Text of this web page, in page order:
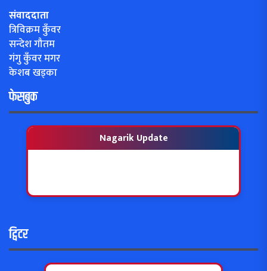
संवाददाता
त्रिविक्रम कुँवर
सन्देश गौतम
गंगु कुँवर मगर
केशब खड्का
फेसबुक
Nagarik Update
ट्विटर